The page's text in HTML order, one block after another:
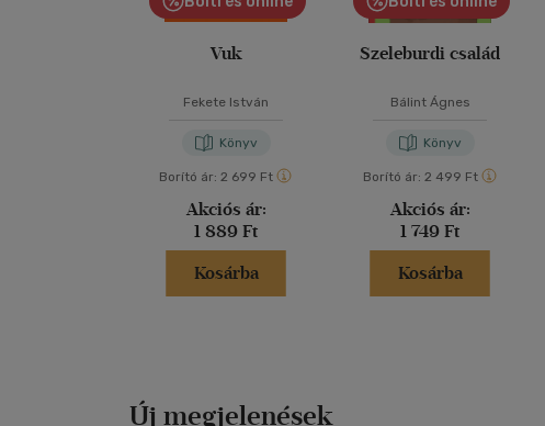
Vuk
Fekete István
Könyv
Borító ár: 2 699 Ft
Akciós ár:
1 889 Ft
Kosárba
Szeleburdi család
Bálint Ágnes
Könyv
Borító ár: 2 499 Ft
Akciós ár:
1 749 Ft
Kosárba
Új megjelenések